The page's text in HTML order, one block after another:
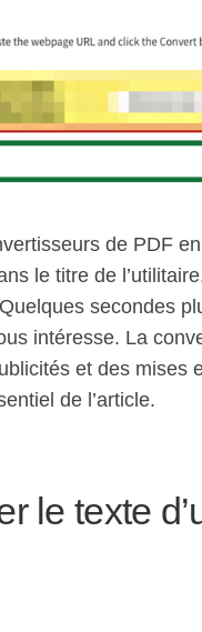
de PDF
le titre de
secondes
intéresse. La
et des mises
de l’article.
le texte